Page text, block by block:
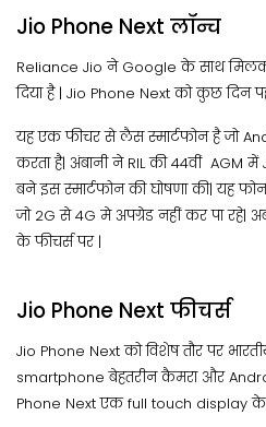
Jio Phone Next लॉन्च
Reliance Jio ने Google के साथ
दिया है | Jio Phone Next को कुछ दिन
यह एक फीचर से लैस स्मार्टफोन है जो
करता है| अंबानी ने RIL की 44वीं AGM
बने इस स्मार्टफोन की घोषणा की| यह
जो 2G से 4G मे अपग्रेड नहीं कर पा रहे|
के फीचर्स पर |
Jio Phone Next फीचर्स
Jio Phone Next को विशेष तौर पर
smartphone बेहतरीन कैमरा और
Phone Next एक full touch display के